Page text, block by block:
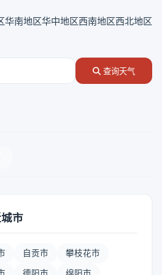
华南地区华中地区西南地区西北地区
查询天气
市
自贡市 攀枝花市